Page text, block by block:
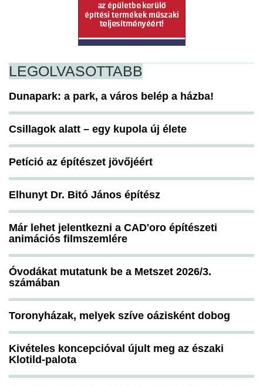
LEGOLVASOTTABB
Dunapark: a park, a város belép a házba!
Csillagok alatt – egy kupola új élete
Petíció az építészet jövőjéért
Elhunyt Dr. Bitó János építész
Már lehet jelentkezni a CAD'oro építészeti
animációs filmszemlére
Óvodákat mutatunk be a Metszet 2026/3.
számában
Toronyházak, melyek szíve oázisként dobog
Kivételes koncepcióval újult meg az északi
Klotild-palota